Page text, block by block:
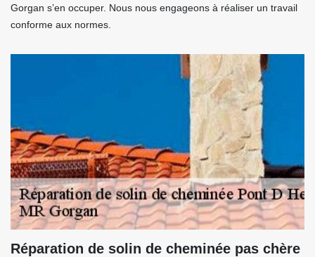
Gorgan s’en occuper. Nous nous engageons à réaliser un travail
conforme aux normes.
Réparation de solin de cheminée pas chère